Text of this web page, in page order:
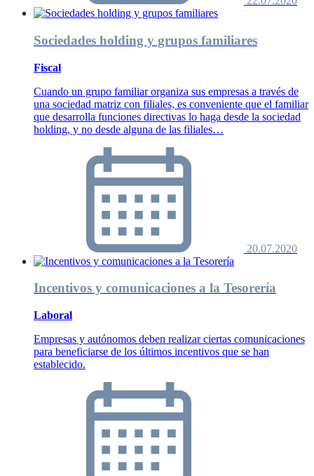
Sociedades holding y grupos familiares
Fiscal
Cuando un grupo familiar organiza sus empresas a través de
una sociedad matriz con filiales, es conveniente que el familiar
que desarrolla funciones directivas lo haga desde la sociedad
holding, y no desde alguna de las filiales…
20.07.2020
Incentivos y comunicaciones a la Tesorería
Laboral
Empresas y autónomos deben realizar ciertas comunicaciones
para beneficiarse de los últimos incentivos que se han
establecido.